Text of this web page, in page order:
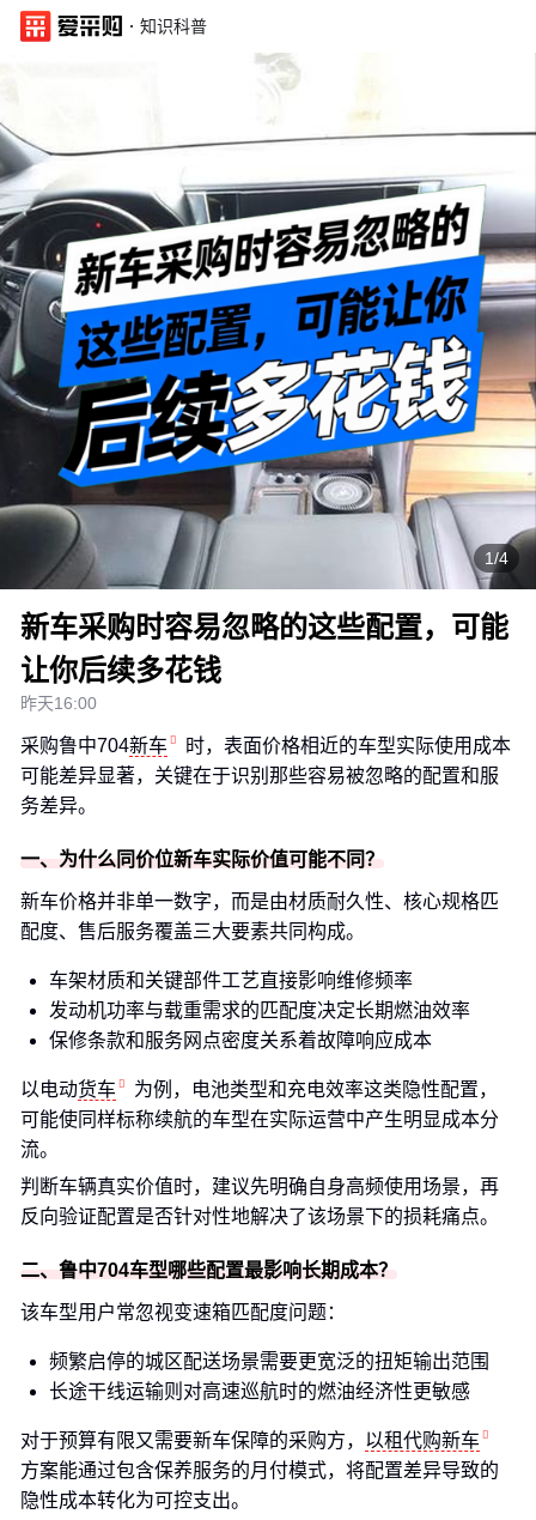
· 知识科普
1/4
新车采购时容易忽略的这些配置，可能
让你后续多花钱
昨天16:00
采购鲁中704新车
时，表面价格相近的车型实际使用成本
可能差异显著，关键在于识别那些容易被忽略的配置和服
务差异。
一、为什么同价位新车实际价值可能不同？
新车价格并非单一数字，而是由材质耐久性、核心规格匹
配度、售后服务覆盖三大要素共同构成。
车架材质和关键部件工艺直接影响维修频率
发动机功率与载重需求的匹配度决定长期燃油效率
保修条款和服务网点密度关系着故障响应成本
以电动货车
为例，电池类型和充电效率这类隐性配置，
可能使同样标称续航的车型在实际运营中产生明显成本分
流。
判断车辆真实价值时，建议先明确自身高频使用场景，再
反向验证配置是否针对性地解决了该场景下的损耗痛点。
二、鲁中704车型哪些配置最影响长期成本？
该车型用户常忽视变速箱匹配度问题：
频繁启停的城区配送场景需要更宽泛的扭矩输出范围
长途干线运输则对高速巡航时的燃油经济性更敏感
对于预算有限又需要新车保障的采购方， 以租代购新车
方案能通过包含保养服务的月付模式，将配置差异导致的
隐性成本转化为可控支出。